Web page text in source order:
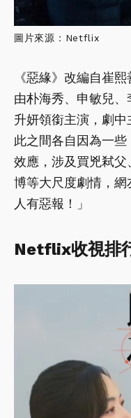
圖片來源：Netflix
《惡緣》改編自崔
由朴海秀、申敏兒
升妍領銜主演，劇
此之間各自因為一
效應，涉及買兇弒
博等大尺度劇情，
人有惡報！」
Netflix收視排